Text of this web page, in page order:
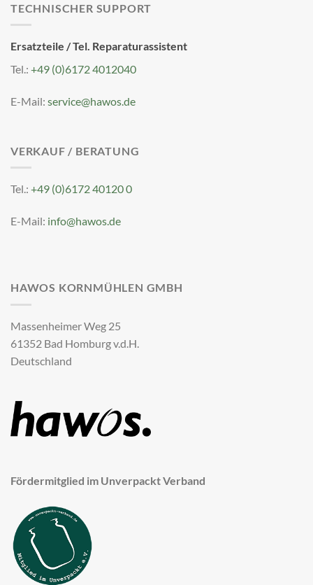
TECHNISCHER SUPPORT
Ersatzteile / Tel. Reparaturassistent
Tel.: +49 (0)6172 4012040
E-Mail: service@hawos.de
VERKAUF / BERATUNG
Tel.: +49 (0)6172 40120 0
E-Mail: info@hawos.de
HAWOS KORNMÜHLEN GMBH
Massenheimer Weg 25
61352 Bad Homburg v.d.H.
Deutschland
Fördermitglied im Unverpackt Verband